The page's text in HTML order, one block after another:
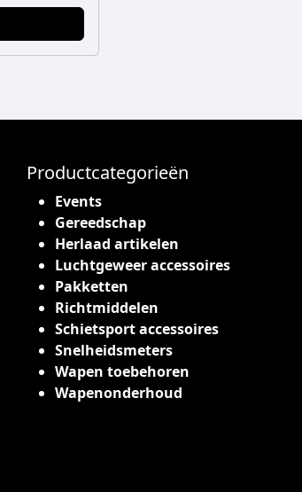
Productcategorieën
Events
Gereedschap
Herlaad artikelen
Luchtgeweer accessoires
Pakketten
Richtmiddelen
Schietsport accessoires
Snelheidsmeters
Wapen toebehoren
Wapenonderhoud